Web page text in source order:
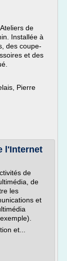
de
Installée à
des coupe-
et des
Pierre
l'Internet
de
de
les
et
et...